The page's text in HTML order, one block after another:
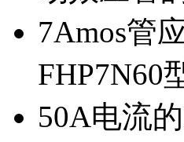
7Amos管
FHP7N60
50A电流